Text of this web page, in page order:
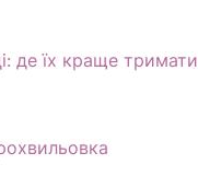
де їх краще тримати